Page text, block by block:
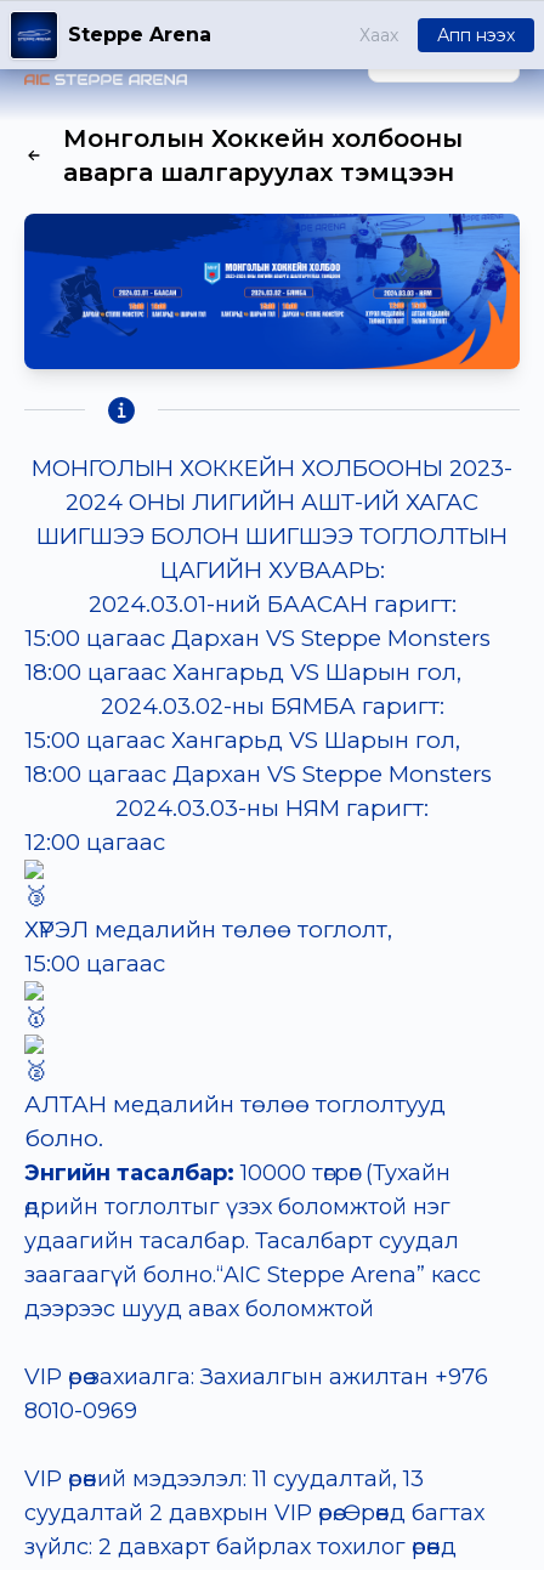
Монголын Хоккейн холбооны
аварга шалгаруулах тэмцээн
МОНГОЛЫН ХОККЕЙН ХОЛБООНЫ 2023-
2024 ОНЫ ЛИГИЙН АШТ-ИЙ ХАГАС
ШИГШЭЭ БОЛОН ШИГШЭЭ ТОГЛОЛТЫН
ЦАГИЙН ХУВААРЬ:
2024.03.01-ний БААСАН гаригт:
15:00 цагаас Дархан VS Steppe Monsters
18:00 цагаас Хангарьд VS Шарын гол,
2024.03.02-ны БЯМБА гаригт:
15:00 цагаас Хангарьд VS Шарын гол,
18:00 цагаас Дархан VS Steppe Monsters
2024.03.03-ны НЯМ гаригт:
12:00 цагаас
ХҮРЭЛ медалийн төлөө тоглолт,
15:00 цагаас
АЛТАН медалийн төлөө тоглолтууд
болно.
Энгийн тасалбар:10000 төгрөг (Тухайн
өдрийн тоглолтыг үзэх боломжтой нэг
удаагийн тасалбар. Тасалбарт суудал
заагаагүй болно.“AIC Steppe Arena” касс
дээрээс шууд авах боломжтой
VIP өрөө захиалга: Захиалгын ажилтан +976
8010-0969
VIP өрөөний мэдээлэл: 11 суудалтай, 13
суудалтай 2 давхрын VIP өрөө. Өрөөнд багтах
зүйлс: 2 давхарт байрлах тохилог өрөөнд
Steppe Arena Хаах Апп нээх